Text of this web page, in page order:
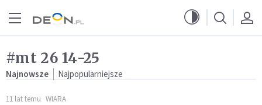
#mt 26 14-25
Najnowsze Najpopularniejsze
11 lat temu WIARA